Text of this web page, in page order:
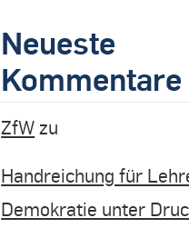
Neueste
Kommentare
ZfWzu
Handreichung für
Demokratie unter